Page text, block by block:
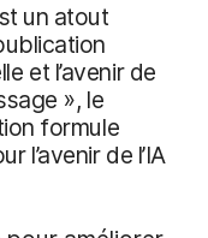
un atout
et l’avenir de
», le
formule
l’avenir de l’IA